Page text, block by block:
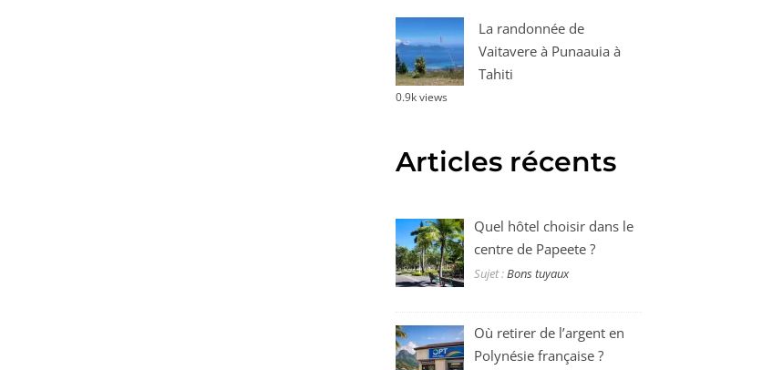
La randonnée de
Vaitavere à Punaauia à
Tahiti
0.9k views
Articles récents
Quel hôtel choisir dans le
centre de Papeete ?
Sujet :Bons tuyaux
Où retirer de l’argent en
Polynésie française ?